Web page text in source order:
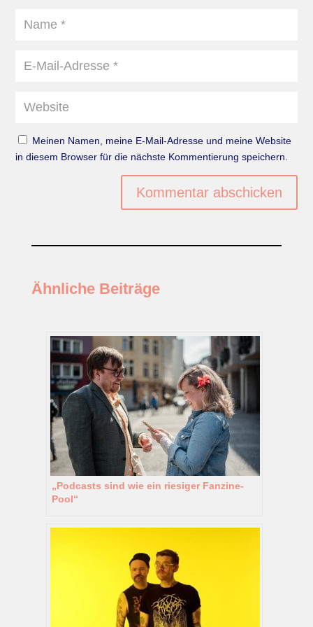
Meinen Namen, meine E-Mail-Adresse und meine Website
in diesem Browser für die nächste Kommentierung speichern.
Kommentar abschicken
Ähnliche Beiträge
„Podcasts sind wie ein riesiger Fanzine-
Pool“